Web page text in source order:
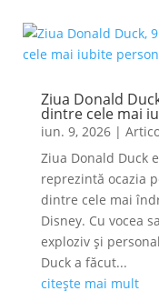
Ziua Donald
dintre cele mai
iun. 9, 2026|
Ziua Donald Duck
reprezintă ocazia
dintre cele mai
Disney. Cu vocea
exploziv și
Duck a făcut...
citește mai mult